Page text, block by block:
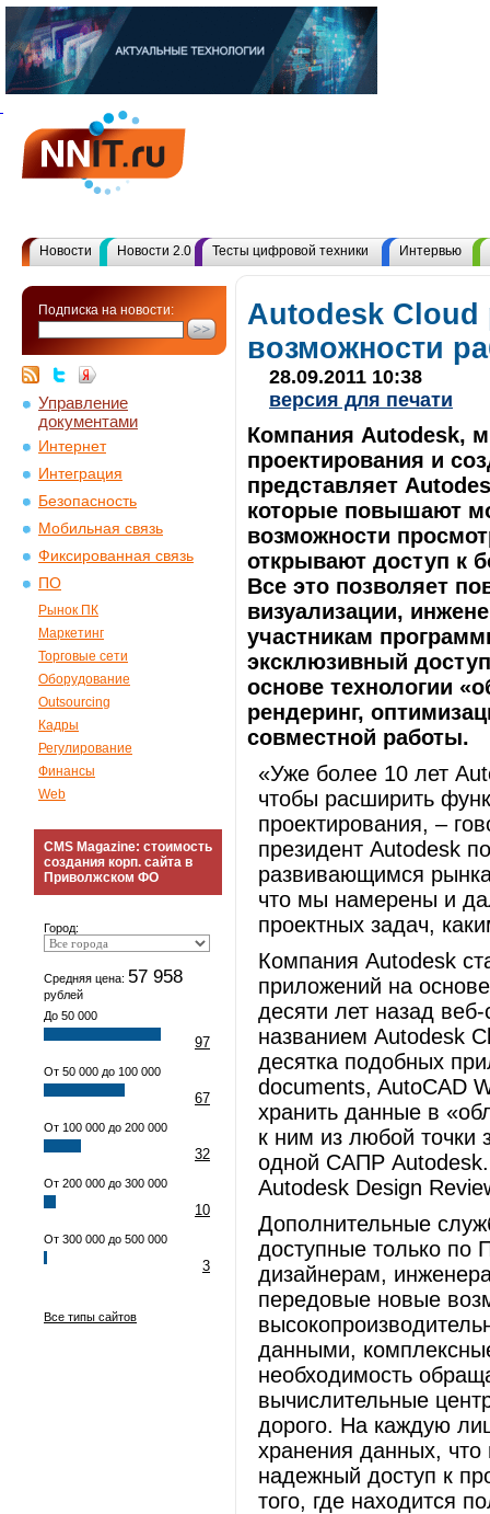
Новости Новости 2.0 Тесты цифровой техники Интервью
Подписка на новости:
Управление
документами
Интернет
Интеграция
Безопасность
Мобильная связь
Фиксированная связь
ПО
Рынок ПК
Маркетинг
Торговые сети
Оборудование
Outsourcing
Кадры
Регулирование
Финансы
Web
CMS Magazine: стоимость
создания корп. сайта в
Приволжском ФО
Город:
Средняя цена: 57 958
рублей
До 50 000
97
От 50 000 до 100 000
67
От 100 000 до 200 000
32
От 200 000 до 300 000
10
От 300 000 до 500 000
3
Все типы сайтов
Autodesk Cloud
возможности
28.09.2011 10:38
версия для печати
Компания Autodesk,
проектирования и
представляет
которые повышают
возможности
открывают доступ к
Все это позволяет
визуализации,
участникам
эксклюзивный
основе технологии
рендеринг,
совместной работы.
«Уже более 10 лет
чтобы расширить
проектирования, –
президент Autodesk
развивающимся
что мы намерены и
проектных задач,
Компания Autodesk
приложений на
десяти лет назад
названием Autodesk
десятка подобных
documents, AutoCAD
хранить данные в
к ним из любой точки
одной САПР
Autodesk Design
Дополнительные
доступные только по
дизайнерам,
передовые новые
данными,
необходимость
вычислительные
дорого. На каждую
хранения данных,
надежный доступ к
того, где находится